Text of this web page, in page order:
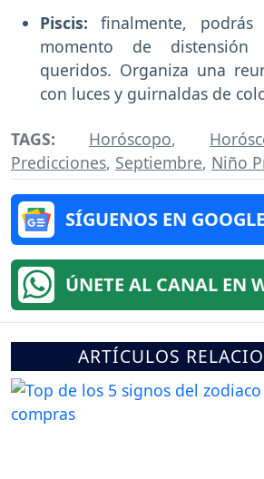
Piscis:finalmente,
momento de
queridos. Organiza una
con luces y guirnaldas de
TAGS: Horóscopo,
Predicciones, Septiembre, Niño
SÍGUENOS EN
ÚNETE AL CANAL EN
ARTÍCULOS